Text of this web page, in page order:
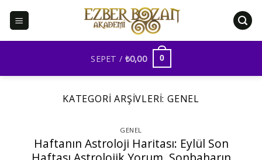
SEPET / ₺0,00 0
KATEGORI ARŞIVLERI: GENEL
GENEL
Haftanın Astroloji Haritası: Eylül Son